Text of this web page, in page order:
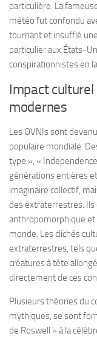
particulière. La
météo fut confondu
tournant et insufflé
particulier aux États-
conspirationnistes en
Impact culturel
modernes
Les OVNIs sont
populaire mondiale.
type », «
générations entières
imaginaire collectif,
des extraterrestres.
anthropomorphique et
monde. Les clichés
extraterrestres, tels
créatures à tête
directement de ces
Plusieurs théories du
mythiques, se sont
de Roswell » à la